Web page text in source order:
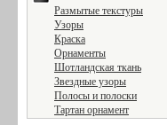
Размытые текстуры
Узоры
Краска
Орнаменты
Шотландская ткань
Звездные узоры
Полосы и полоски
Тартан орнамент